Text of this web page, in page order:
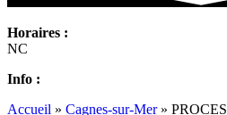
Horaires :
NC
Info :
Accueil » Cagnes-sur-Mer»